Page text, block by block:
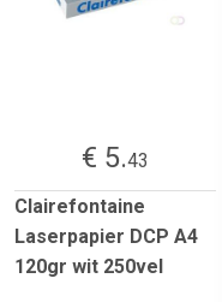
€ 5.43
Clairefontaine
Laserpapier DCP A4
120gr wit 250vel